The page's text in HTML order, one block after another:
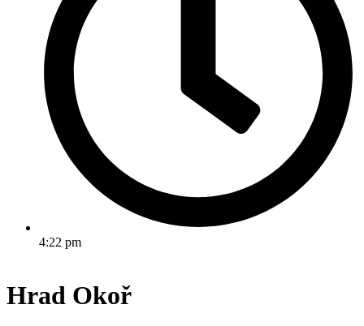
4:22 pm
Hrad Okoř